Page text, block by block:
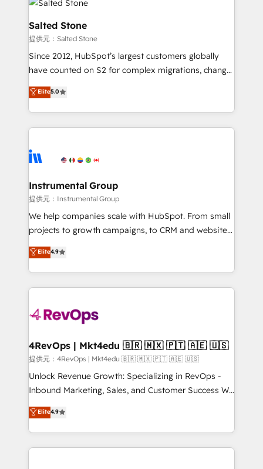
team, migrate your data, and build AI-powered
workflows that drive adoption from week one, in
your time zone. What we do: ➤ Onboarding: Live in
weeks, with workflows built around your business,
not a template. ➤ Migration: Move from any legacy
CRM. Zero downtime, full data integrity. ➤
Implementation: Configure HubSpot to run your
revenue process. Sales, marketing, and service wired
Ongoing Management: Monthly tune-ups, feature
rollouts, adoption coaching. Buying HubSpot,
built for the work.
Salted Stone
提供元：Salted Stone
Since 2012, HubSpot’s largest customers globally
have counted on S2 for complex migrations, change
management, systems integration, and creative
solutions that deliver measurable impact and
transform brand experiences As one of the few full-
service creative agencies in the HubSpot
winning design to build scalable, globally
marketing campaigns, & RevOps frameworks that
fuel long-term success We connect the entire
customer lifecycle through seamless integrations,
ensure long-term adoption with change-
and service to drive sustainable growth With 6 key
HubSpot accreditations and experience across
teams has worked with clients just like you Let’s
explore whether S2 is the partner you’ve been
looking for...and get your next big initiative moving!
Elite5.0
Instrumental Group
提供元：Instrumental Group
We help companies scale with HubSpot. From small
projects to growth campaigns, to CRM and websites.
Hire an agency that's experienced in every inch of
HubSpot and willing to work hand-in-hand with your
team to simplify the complex and build a better
experience for your team and customers.
Elite4.9
4RevOps | Mkt4edu 🇧🇷 🇲🇽 🇵🇹 🇦🇪 🇺🇸
提供元：4RevOps | Mkt4edu 🇧🇷 🇲🇽 🇵🇹 🇦🇪 🇺🇸
Unlock Revenue Growth: Specializing in RevOps -
Inbound Marketing, Sales, and Customer Success We
specialize in driving revenue growth for companies
across industries through tailored marketing, sales,
and customer success strategies, utilizing RevOps
methodologies. As Latin America's largest HubSpot
Elite4.9